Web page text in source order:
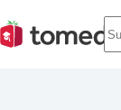
Inhalt
springen